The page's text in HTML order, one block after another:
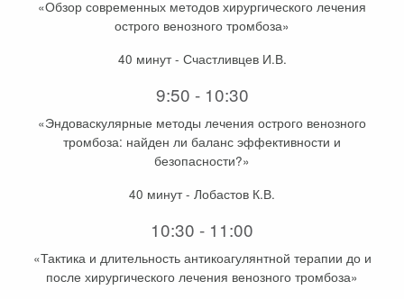
«Обзор современных методов хирургического лечения
острого венозного тромбоза»
40 минут - Счастливцев И.В.
9:50 - 10:30
«Эндоваскулярные методы лечения острого венозного
тромбоза: найден ли баланс эффективности и
безопасности?»
40 минут - Лобастов К.В.
10:30 - 11:00
«Тактика и длительность антикоагулянтной терапии до и
после хирургического лечения венозного тромбоза»